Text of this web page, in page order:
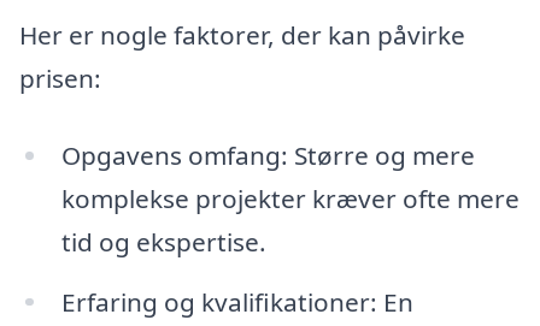
Her er nogle faktorer, der kan påvirke
prisen:
Opgavens omfang: Større og mere
komplekse projekter kræver ofte mere
tid og ekspertise.
Erfaring og kvalifikationer: En